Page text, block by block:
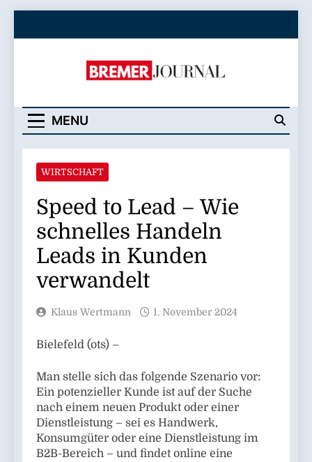
Bremer Journal
MENU
WIRTSCHAFT
Speed to Lead – Wie
schnelles Handeln
Leads in Kunden
verwandelt
Klaus Wertmann 1. November 2024
Bielefeld (ots) –
Man stelle sich das folgende Szenario vor:
Ein potenzieller Kunde ist auf der Suche
nach einem neuen Produkt oder einer
Dienstleistung – sei es Handwerk,
Konsumgüter oder eine Dienstleistung im
B2B-Bereich – und findet online eine